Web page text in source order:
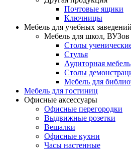
Почтовые ящики
Ключницы
Мебель для учебных заведений
Мебель для школ, ВУЗов
Столы
Стулья
Аудиторная мебель
Столы
Мебель для
Мебель для гостиниц
Офисные аксессуары
Офисные перегородки
Выдвижные розетки
Вешалки
Офисные кухни
Часы настенные